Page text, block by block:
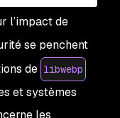
l’impact de
se penchent
de libwebp
et systèmes
les